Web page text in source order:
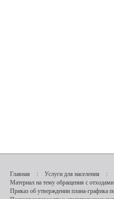
Главная : Услуги для населения :
Материал на тему обращения с отходами
Приказ об утверждении плана-графика